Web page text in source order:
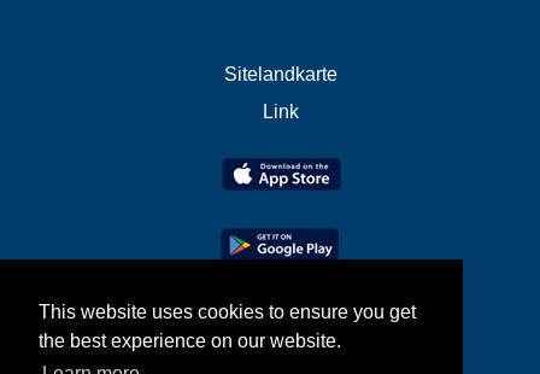
This website uses cookies to ensure you get
the best experience on our website.
Sitelandkarte
Link